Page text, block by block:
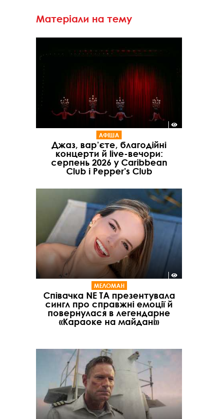
Матеріали на тему
АФІША
Джаз, вар’єте, благодійні
концерти й live-вечори:
серпень 2026 у Caribbean
Club і Pepper's Club
МЕЛОМАН
Співачка NE TA презентувала
сингл про справжні емоції й
повернулася в легендарне
«Караоке на майдані»